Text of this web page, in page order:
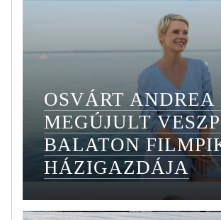
OSVÁRT ANDREA
MEGÚJULT
BALATON
HÁZIGAZDÁJA